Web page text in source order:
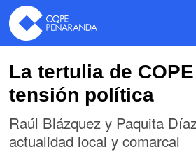
La tertulia de
tensión política
Raúl Blázquez y Paquita
actualidad local y comarcal